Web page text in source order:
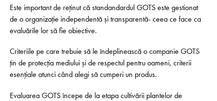
Este important de reținut că standandardul GOTS este gestionat
de o organizație independentă și transparentă- ceea ce face ca
evaluările lor să fie obiective.
Criteriile pe care trebuie să le îndeplinească o companie GOTS
țin de protecția mediului și de respectul pentru oameni, criterii
esențiale atunci când alegi să cumperi un produs.
Evaluarea GOTS începe de la etapa cultivării plantelor de